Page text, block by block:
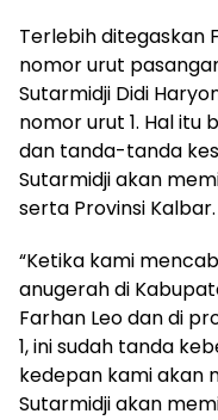
Terlebih ditegaskan
nomor urut
Sutarmidji Didi
nomor urut 1. Hal itu
dan tanda-tanda
Sutarmidji akan
serta Provinsi Kalbar.
“Ketika kami
anugerah di
Farhan Leo dan di
1, ini sudah tanda
kedepan kami akan
Sutarmidji akan